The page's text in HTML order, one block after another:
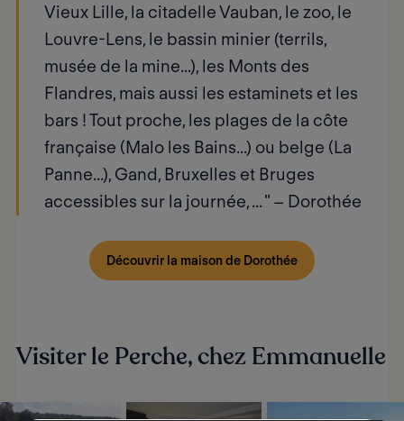
Vieux Lille, la citadelle Vauban, le zoo, le
Louvre-Lens, le bassin minier (terrils,
musée de la mine...), les Monts des
Flandres, mais aussi les estaminets et les
bars ! Tout proche, les plages de la côte
française (Malo les Bains...) ou belge (La
Panne...), Gand, Bruxelles et Bruges
accessibles sur la journée, ... " – Dorothée
Découvrir la maison de Dorothée
Visiter le Perche, chez Emmanuelle